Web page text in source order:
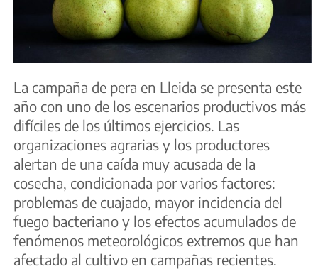
La campaña de pera en Lleida se presenta este
año con uno de los escenarios productivos más
difíciles de los últimos ejercicios. Las
organizaciones agrarias y los productores
alertan de una caída muy acusada de la
cosecha, condicionada por varios factores:
problemas de cuajado, mayor incidencia del
fuego bacteriano y los efectos acumulados de
fenómenos meteorológicos extremos que han
afectado al cultivo en campañas recientes.